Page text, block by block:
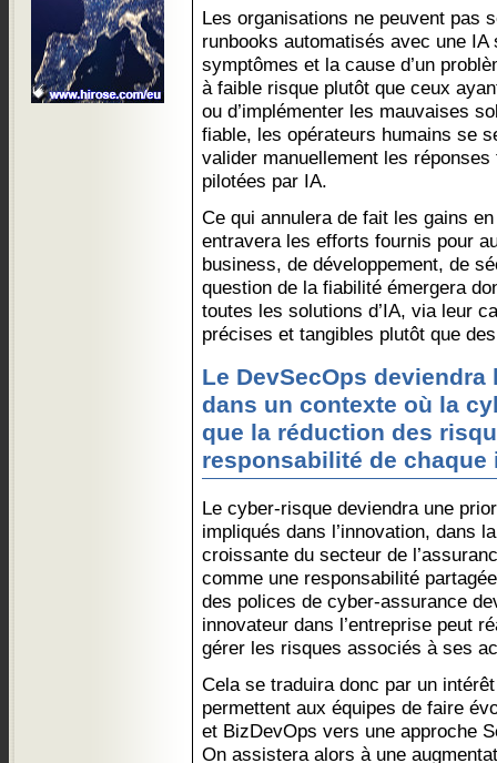
Les organisations ne peuvent pas
runbooks automatisés avec une
symptômes et la cause d’un
à faible risque plutôt que ceux
ou d’implémenter les mauvaises
fiable, les opérateurs humains se
valider manuellement les
pilotées par IA.
Ce qui annulera de fait les gains
entravera les efforts fournis pour
business, de développement, de
question de la fiabilité émergera
toutes les solutions d’IA, via leur
précises et tangibles plutôt que
Le DevSecOps deviendra
dans un contexte où la
que la réduction des
responsabilité de chaque
Le cyber-risque deviendra une
impliqués dans l’innovation, dans
croissante du secteur de
comme une responsabilité
des polices de cyber-assurance
innovateur dans l’entreprise peut
gérer les risques associés à ses
Cela se traduira donc par un
permettent aux équipes de faire
et BizDevOps vers une approche
On assistera alors à une